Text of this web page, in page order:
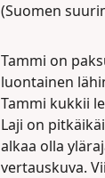
(Suomen
Tammi on
luontainen
Tammi kukkii
Laji on
alkaa olla
vertauskuva.